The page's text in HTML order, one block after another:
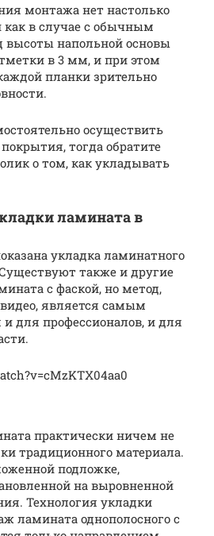
монтажа нет настолько
как в случае с обычным
высоты напольной основы
в 3 мм, и при этом
планки зрительно
осуществить
тогда обратите
о том, как укладывать
ламината в
укладка ламинатного
также и другие
с фаской, но метод,
является самым
для профессионалов, и для
практически ничем не
традиционного материала.
подложке,
на выровненной
Технология укладки
ламината однополосного с